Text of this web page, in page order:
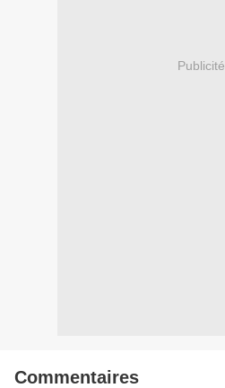
Publicité
Commentaires